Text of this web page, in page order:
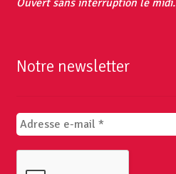
Notre newsletter